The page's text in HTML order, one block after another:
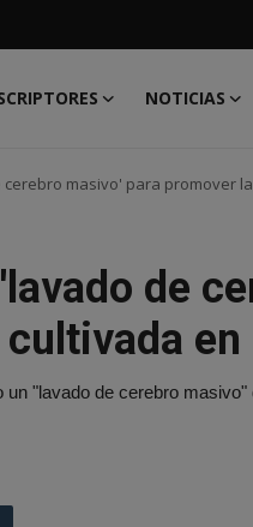
NOTICIAS
cerebro masivo' para promover
de
"lavado de cerebro